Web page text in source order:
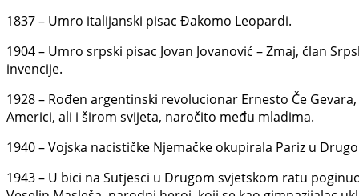
1837 – Umro italijanski pisac Đakomo Leopardi.
1904 – Umro srpski pisac Jovan Jovanović – Zmaj, član
invencije.
1928 – Rođen argentinski revolucionar Ernesto Če
Americi, ali i širom svijeta, naročito među mladima.
1940 – Vojska nacističke Njemačke okupirala Pariz u
1943 – U bici na Sutjesci u Drugom svjetskom ratu